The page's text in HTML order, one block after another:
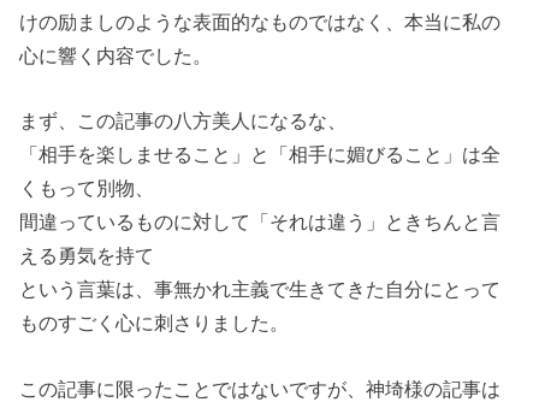
けの励ましのような表面的なものではなく、本当に私の
心に響く内容でした。
まず、この記事の八方美人になるな、
「相手を楽しませること」と「相手に媚びること」は全
くもって別物、
間違っているものに対して「それは違う」ときちんと言
える勇気を持て
という言葉は、事無かれ主義で生きてきた自分にとって
ものすごく心に刺さりました。
この記事に限ったことではないですが、神埼様の記事は